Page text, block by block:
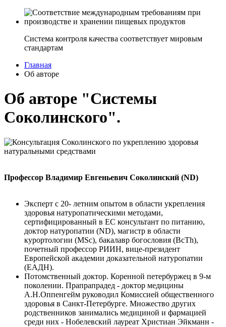
Система контроля качества соответствует мировым
стандартам
Главная
Об авторе
Об авторе "Системы
Соколинского".
Профессор Владимир Евгеньевич Соколинский (ND)
Эксперт с 20- летним опытом в области укрепления
здоровья натуропатическими методами,
сертифицированный в ЕС консультант по питанию,
доктор натуропатии (ND), магистр в области
курортологии (MSc), бакалавр богословия (BcTh),
почетный профессор РИИН, вице-президент
Европейской академии доказательной натуропатии
(ЕАДН).
Потомственный доктор. Коренной петербуржец в 9-м
поколении. Прапрапрадед - доктор медицины
А.Н.Оппенгейм руководил Комиссией общественного
здоровья в Санкт-Петербурге. Множество других
родственников занимались медициной и фармацией
среди них - Нобелевский лауреат Христиан Эйкманн -